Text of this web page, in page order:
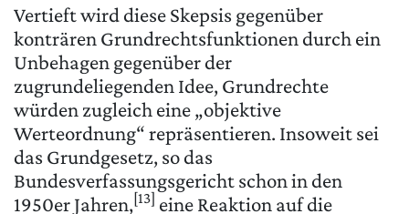
Vertieft wird diese Skepsis gegenüber
konträren Grundrechtsfunktionen durch ein
Unbehagen gegenüber der
zugrundeliegenden Idee, Grundrechte
würden zugleich eine „objektive
Werteordnung“ repräsentieren. Insoweit sei
das Grundgesetz, so das
Bundesverfassungsgericht schon in den
1950er Jahren,[13] eine Reaktion auf die